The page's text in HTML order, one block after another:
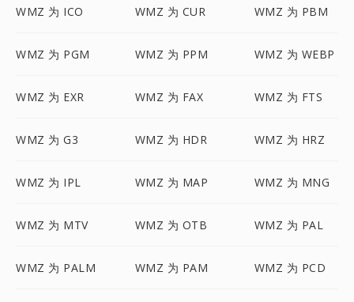
WMZ 为 ICO WMZ 为 CUR WMZ 为 PBM
WMZ 为 PGM WMZ 为 PPM WMZ 为 WEBP
WMZ 为 EXR WMZ 为 FAX WMZ 为 FTS
WMZ 为 G3 WMZ 为 HDR WMZ 为 HRZ
WMZ 为 IPL WMZ 为 MAP WMZ 为 MNG
WMZ 为 MTV WMZ 为 OTB WMZ 为 PAL
WMZ 为 PALM WMZ 为 PAM WMZ 为 PCD